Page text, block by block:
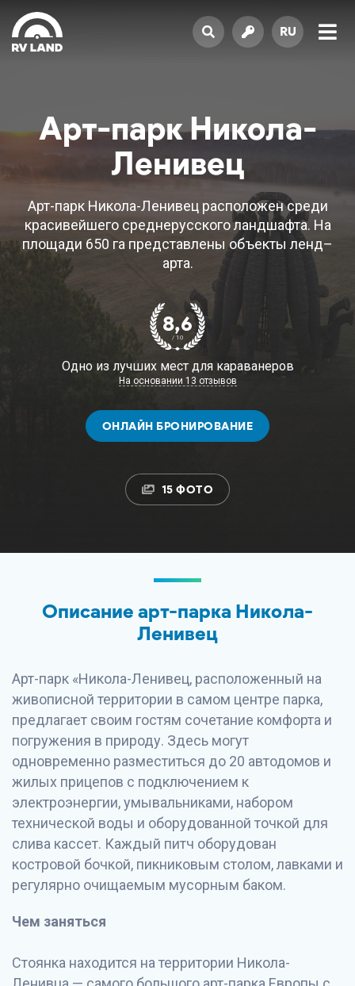
RU
Арт-парк Никола-
Ленивец
Арт-парк Никола-Ленивец расположен среди
красивейшего среднерусского ландшафта. На
площади 650 га представлены объекты ленд–
арта.
8,6
/ 10
Одно из лучших мест для караванеров
На основании 13 отзывов
ОНЛАЙН БРОНИРОВАНИЕ
15 ФОТО
Описание арт-парка Никола-
Ленивец
Арт-парк «Никола-Ленивец, расположенный на
живописной территории в самом центре парка,
предлагает своим гостям сочетание комфорта и
погружения в природу. Здесь могут
одновременно разместиться до 20 автодомов и
жилых прицепов с подключением к
электроэнергии, умывальниками, набором
технической воды и оборудованной точкой для
слива кассет. Каждый питч оборудован
костровой бочкой, пикниковым столом, лавками и
регулярно очищаемым мусорным баком.
Чем заняться
Стоянка находится на территории Никола-